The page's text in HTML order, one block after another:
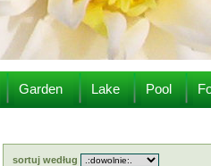
Garden Lake Pool
sortuj według